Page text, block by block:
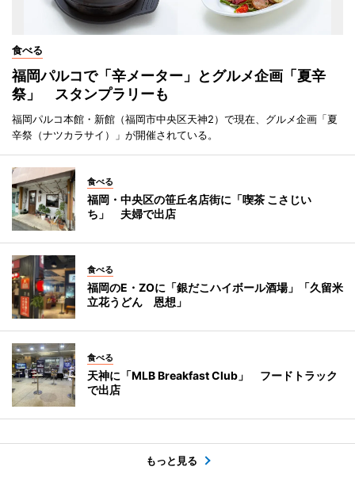
食べる
福岡パルコで「辛メーター」とグルメ企画「夏辛
祭」 スタンプラリーも
福岡パルコ本館・新館（福岡市中央区天神2）で現在、グルメ企画「夏
辛祭（ナツカラサイ）」が開催されている。
食べる
福岡・中央区の笹丘名店街に「喫茶 こさじい
ち」 夫婦で出店
食べる
福岡のE・ZOに「銀だこハイボール酒場」「久留米
立花うどん 恩想」
食べる
天神に「MLB Breakfast Club」 フードトラック
で出店
もっと見る